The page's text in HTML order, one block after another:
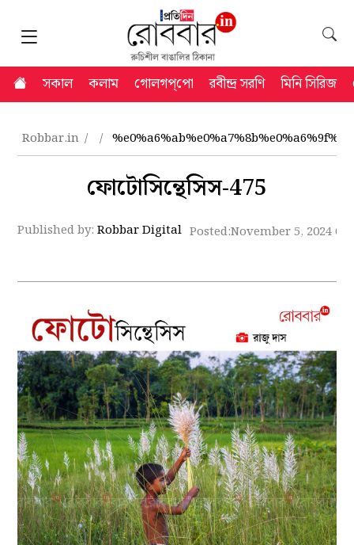
সকাল কলাম গোলগপ্‌পো রবীন্দ্র সরণি মিনি সিরিজ
Robbar.in
ফোটোসিন্থেসিস-475
Published by:Robbar Digital Posted:November 5, 2024